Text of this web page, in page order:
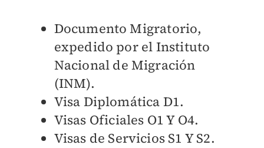
Documento Migratorio,
expedido por el Instituto
Nacional de Migración
(INM).
Visa Diplomática D1.
Visas Oficiales O1 Y O4.
Visas de Servicios S1 Y S2.